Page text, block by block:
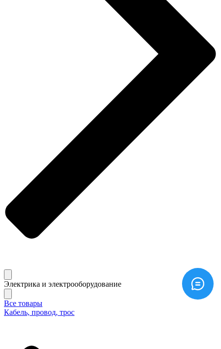
Электрика и электрооборудование
Все товары
Кабель, провод, трос